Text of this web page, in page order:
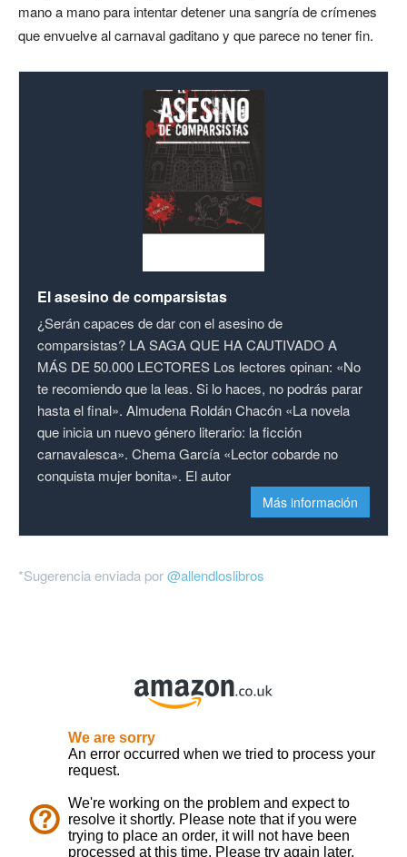
mano a mano para intentar detener una sangría de crímenes
que envuelve al carnaval gaditano y que parece no tener fin.
El asesino de comparsistas
¿Serán capaces de dar con el asesino de
comparsistas? LA SAGA QUE HA CAUTIVADO A
MÁS DE 50.000 LECTORES Los lectores opinan: «No
te recomiendo que la leas. Si lo haces, no podrás parar
hasta el final». Almudena Roldán Chacón «La novela
que inicia un nuevo género literario: la ficción
carnavalesca». Chema García «Lector cobarde no
conquista mujer bonita». El autor
Más información
*Sugerencia enviada por@allendloslibros